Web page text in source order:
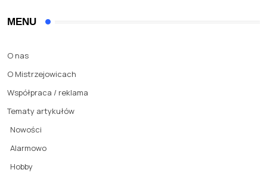
MENU
O nas
O Mistrzejowicach
Współpraca / reklama
Tematy artykułów
Nowości
Alarmowo
Hobby